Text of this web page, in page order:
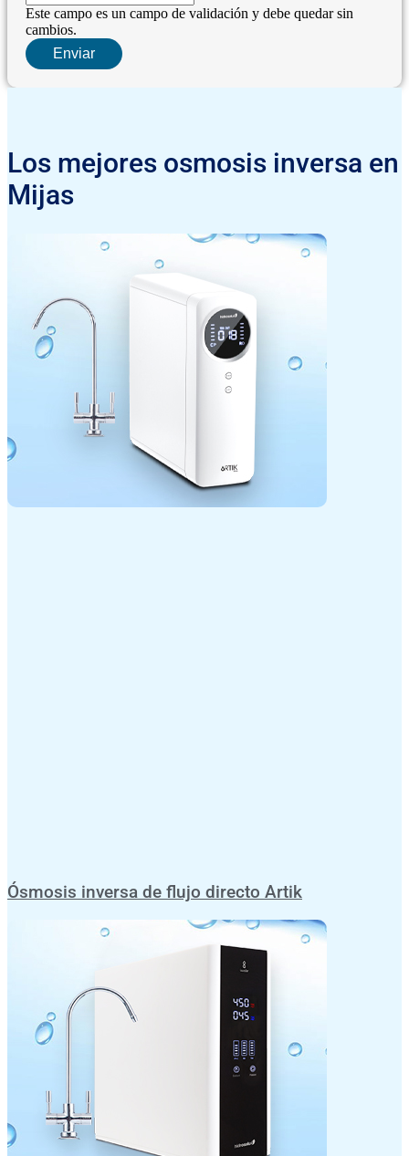
Este campo es un campo de validación y debe quedar sin
cambios.
Los mejores osmosis inversa en
Mijas
Ósmosis inversa de flujo directo Artik